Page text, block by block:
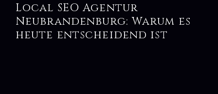
Local SEO Agentur
Neubrandenburg: Warum es
heute entscheidend ist